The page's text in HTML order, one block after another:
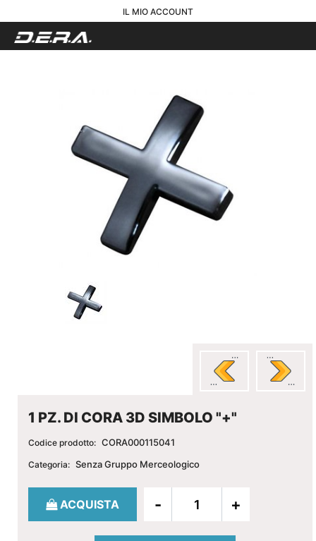
IL MIO ACCOUNT
1 PZ. DI CORA 3D SIMBOLO "+"
Codice prodotto: CORA000115041
Categoria: Senza Gruppo Merceologico
Quantità
ACQUISTA